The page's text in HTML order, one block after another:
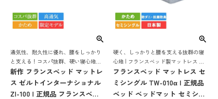
通気性、耐久性に優れ、腰をしっかり
と支える！コスパ抜群、硬い寝心地の
限定超特価マットレス
新作 フランスベッド マットレ
ス ゼルトインターナショナル
ZI-100 | 正規品 フランスベッ
硬く、しっかりと腰を支える抜群の寝
心地 | フランスベッド製マットレス ベ
ッド ベッドマット ベッドマットレス
ベットマット フランスベット 日本製
国産 抗菌 防臭 防ダニ tw-010α
フランスベッド マットレス セ
ミシングル TW-010α | 正規品
ベッド ベッドマット セミシン